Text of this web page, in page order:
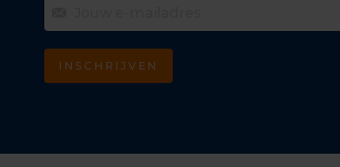
INSCHRIJVEN